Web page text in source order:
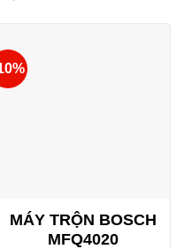
MÁY TRỘN BOSCH
MFQ4020